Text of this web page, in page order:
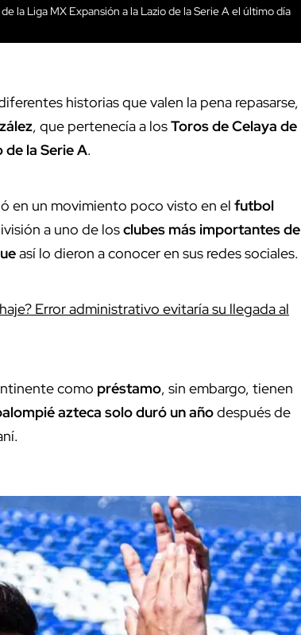
la Liga MX Expansión a la Lazio de la Serie A el último día
historias que valen la pena repasarse,
, que pertenecía a losToros de Celaya de
de la Serie A.
en un movimiento poco visto en el futbol
a uno de losclubes más importantes de
así lo dieron a conocer en sus redes sociales.
Error administrativo evitaría su llegada al
como préstamo, sin embargo, tienen
azteca solo duró un añodespués de